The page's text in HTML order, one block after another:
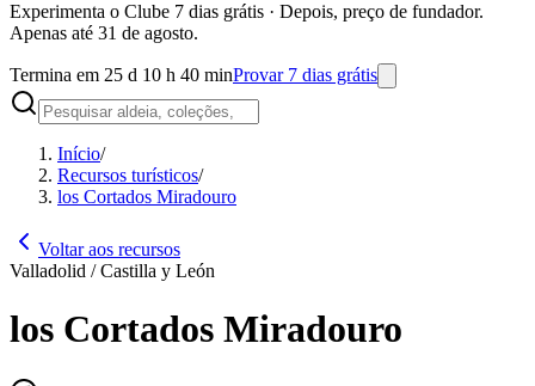
Experimenta o Clube 7 dias grátis · Depois, preço de fundador.
Apenas até 31 de agosto.
Termina em 25 d 10 h 40 minProvar 7 dias grátis
Início/
Recursos turísticos/
los Cortados Miradouro
Voltar aos recursos
Valladolid / Castilla y León
los Cortados Miradouro